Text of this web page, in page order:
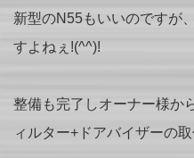
新型のN55もいいのですが
すよねぇ!(^^)!
整備も完了しオーナー様か
ィルター+ドアバイザーの